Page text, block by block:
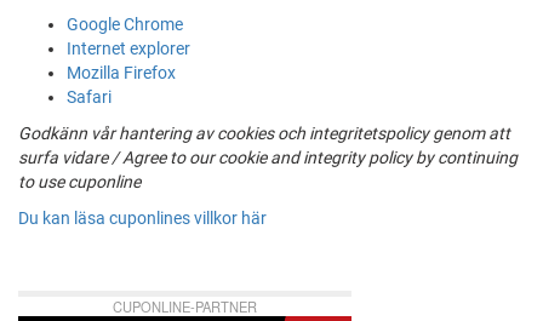
Google Chrome
Internet explorer
Mozilla Firefox
Safari
Godkänn vår hantering av cookies och integritetspolicy genom att
surfa vidare / Agree to our cookie and integrity policy by continuing
to use cuponline
Du kan läsa cuponlines villkor här
CUPONLINE-PARTNER